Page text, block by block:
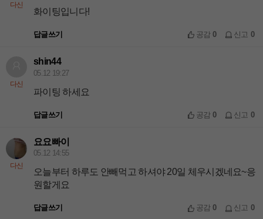
다신
화이팅입니다!
답글쓰기 공감0 신고 0
다신
shin44
05.12 19:27
파이팅 하세요
답글쓰기 공감0 신고 0
다신
요요빠이
05.12 14:55
오늘부터 하루도 안빼먹고 하셔야 20일 체우시겠네요~응
원할게요
답글쓰기 공감0 신고 0